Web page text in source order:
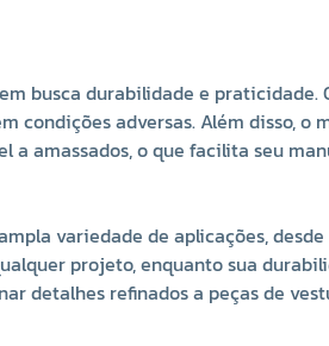
brilho suave e toque acetinado
acabamento de alta qualidade a
enquanto sua durabilidade
permaneça impecável por muito
detalhes refinados a peças de
cetim oferece a sofisticação e o
precisa para transformar suas
busca durabilidade e praticidade.
condições adversas. Além disso, o
amassados, o que facilita seu
variedade de aplicações,
projeto, enquanto sua
detalhes refinados a peças de